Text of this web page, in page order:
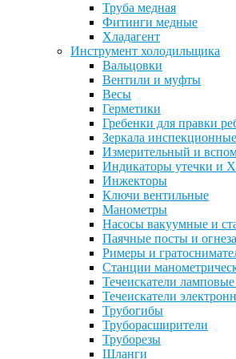
Труба медная
Фитинги медные
Хладагент
Инструмент холодильщика
Вальцовки
Вентили и муфты
Весы
Герметики
Гребенки для правки
Зеркала инспекционные
Измерительный и
Индикаторы утечки и
Инжекторы
Ключи вентильные
Манометры
Насосы вакуумные и
Паячные посты и
Римеры и
Станции
Течеискатели
Течеискатели
Трубогибы
Труборасширители
Труборезы
Шланги